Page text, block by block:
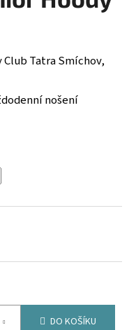
Tatra Smíchov,
nošení
DO KOŠÍKU